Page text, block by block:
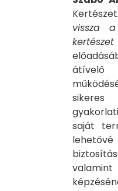
vissza
átívelő
saját